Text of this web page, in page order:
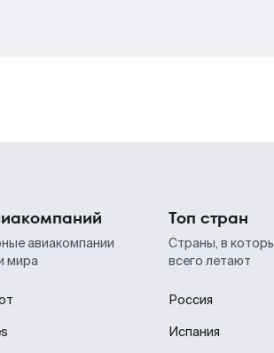
авиакомпании
мира
Топ стран
Страны, в
всего летают
Россия
Испания